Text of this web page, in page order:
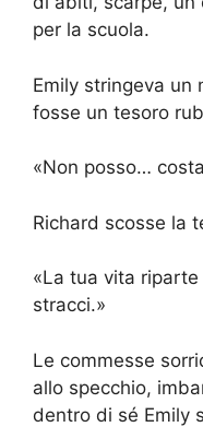
per la scuola.
Emily stringeva un
fosse un tesoro
«Non posso…
Richard scosse la
«La tua vita
stracci.»
Le commesse
allo specchio,
dentro di sé Emily